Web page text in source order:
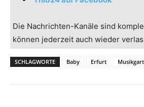
Die Nachrichten-Kanäle sind
können jederzeit auch wieder
SCHLAGWORTE Baby Erfurt